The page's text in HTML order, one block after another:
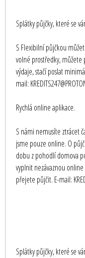
Splátky půjčky, které se
S Flexibilní půjčkou
volné prostředky, můžete
výdaje, stačí poslat
mail:
Rychlá online aplikace.
S námi nemusíte ztrácet
jsme pouze online. O
dobu z pohodlí domova
vyplnit nezávaznou
přejete půjčit. E-mail:
Splátky půjčky, které se